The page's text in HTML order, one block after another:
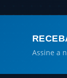
Assine a